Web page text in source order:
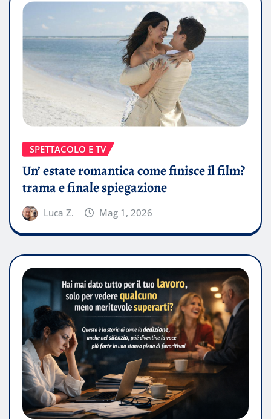
SPETTACOLO E TV
Un’ estate romantica come finisce il film?
trama e finale spiegazione
Luca Z. Mag 1, 2026